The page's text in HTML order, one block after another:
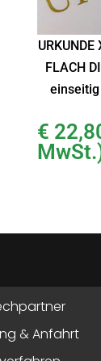
URKUNDE
FLACH
€
& Anfahrt